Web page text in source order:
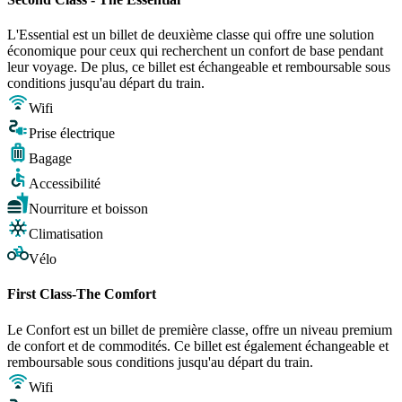
L'Essential est un billet de deuxième classe qui offre une solution
économique pour ceux qui recherchent un confort de base pendant
leur voyage. De plus, ce billet est échangeable et remboursable sous
conditions jusqu'au départ du train.
Wifi
Prise électrique
Bagage
Accessibilité
Nourriture et boisson
Climatisation
Vélo
First Class-The Comfort
Le Confort est un billet de première classe, offre un niveau premium
de confort et de commodités. Ce billet est également échangeable et
remboursable sous conditions jusqu'au départ du train.
Wifi